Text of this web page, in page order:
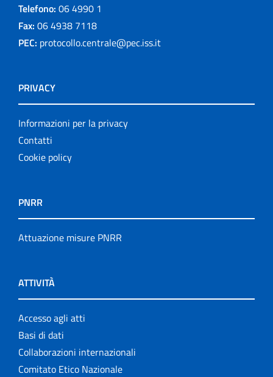
Telefono: 06 4990 1
Fax: 06 4938 7118
PEC: protocollo.centrale@pec.iss.it
PRIVACY
Informazioni per la privacy
Contatti
Cookie policy
PNRR
Attuazione misure PNRR
ATTIVITÀ
Accesso agli atti
Basi di dati
Collaborazioni internazionali
Comitato Etico Nazionale